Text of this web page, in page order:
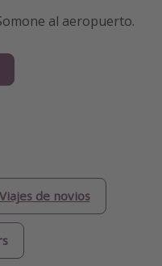
al aeropuerto.
Viajes de novios